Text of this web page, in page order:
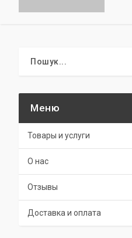
Товары и услуги
О нас
Отзывы
Доставка и оплата